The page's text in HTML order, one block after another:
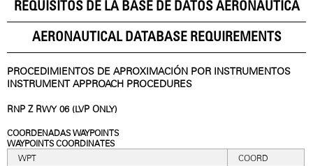
REQUISITOS DE LA BASE DE DATOS AERONÁUTICA
AERONAUTICAL DATABASE REQUIREMENTS
PROCEDIMIENTOS DE APROXIMACIÓN POR INSTRUMENTOS
INSTRUMENT APPROACH PROCEDURES
RNP Z RWY 06 (LVP ONLY)
COORDENADAS WAYPOINTS
WAYPOINTS COORDINATES
WPT
COORD